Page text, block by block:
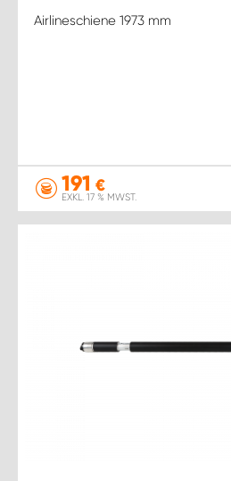
Airlineschiene 1973 mm
191 €
EXKL. 17 % MWST.